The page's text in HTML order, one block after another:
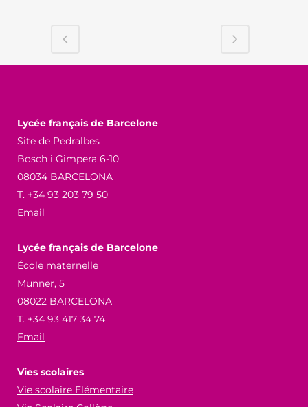
Lycée français de Barcelone
Site de Pedralbes
Bosch i Gimpera 6-10
08034 BARCELONA
T. +34 93 203 79 50
Email
Lycée français de Barcelone
École maternelle
Munner, 5
08022 BARCELONA
T. +34 93 417 34 74
Email
Vies scolaires
Vie scolaire Elémentaire